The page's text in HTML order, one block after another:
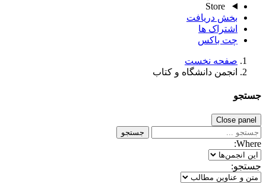
Store
بخش دریافت
اشتراک ها
چت باکس
صفحه نخست
انجمن دانشگاه و کتاب
جستجو
Close panel
جستجو
Where:
جستجو: